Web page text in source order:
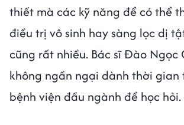
thiết mà các kỹ năng để có thể
điều trị vô sinh hay sàng lọc dị
cũng rất nhiều. Bác sĩ Đào Ngọc
không ngần ngại dành thời
bệnh viện đầu ngành để học hỏi.